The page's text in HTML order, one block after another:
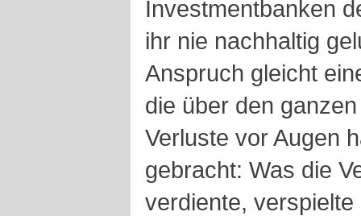
Investmentbanken
ihr nie nachhaltig
Anspruch gleicht
die über den
Verluste vor Augen
gebracht: Was die
verdiente,